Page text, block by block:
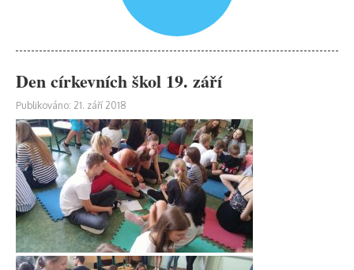
Den církevních škol 19. září
Publikováno: 21. září 2018